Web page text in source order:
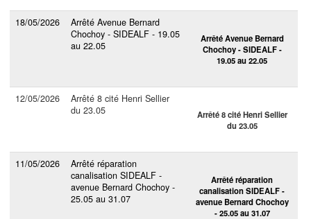
18/05/2026
Arrêté Avenue Bernard
Chochoy - SIDEALF - 19.05
au 22.05
Arrêté Avenue Bernard
Chochoy - SIDEALF -
19.05 au 22.05
12/05/2026
Arrêté 8 cité Henri Sellier
du 23.05
Arrêté 8 cité Henri Sellier
du 23.05
11/05/2026
Arrêté réparation
canalisation SIDEALF -
avenue Bernard Chochoy -
25.05 au 31.07
Arrêté réparation
canalisation SIDEALF -
avenue Bernard Chochoy
- 25.05 au 31.07